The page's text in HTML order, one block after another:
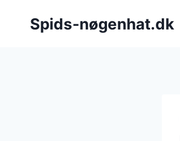
Spids-nøgenhat.dk